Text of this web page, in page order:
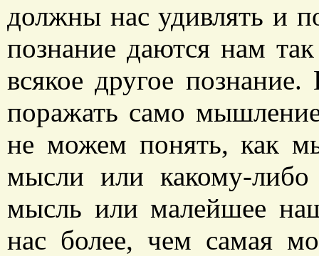
должны нас удивлять и
познание даются нам
всякое другое
поражать само
не можем понять, как
мысли или какому-
мысль или малейшее
нас более, чем самая